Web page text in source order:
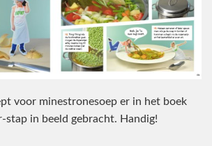
voor minestronesoep er in het boek
stap in beeld gebracht. Handig!